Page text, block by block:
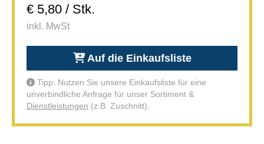
€ 5,80 / Stk.
inkl. MwSt
Auf die Einkaufsliste
Tipp: Nutzen Sie unsere Einkaufsliste für eine
unverbindliche Anfrage für unser Sortiment &
Dienstleistungen (z.B. Zuschnitt).